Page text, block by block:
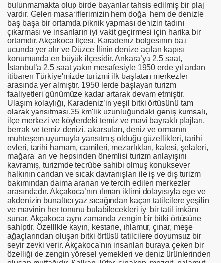
bulunmamakta olup birde bayanlar tahsis edilmiş bir plaj
vardır. Gelen masariflerimizin hem doğal hem de denizle
baş başa bir ortamda piknik yapması denizin tadını
çıkarması ve insanların iyi vakit geçirmesi için harika bir
ortamdır. Akçakoca İlçesi, Karadeniz bölgesinin batı
ucunda yer alır ve Düzce İlinin denize açılan kapısı
konumunda en büyük ilçesidir. Ankara’ya 2,5 saat,
İstanbul’a 2.5 saat yakın mesafesiyle 1950 erde yıllardan
itibaren Türkiye'mizde turizmi ilk başlatan merkezler
arasında yer almıştır. 1950 lerde başlayan turizm
faaliyetleri günümüze kadar artarak devam etmiştir.
Ulaşım kolaylığı, Karadeniz’in yeşil bitki örtüsünü tam
olarak yansıtması,35 km'lik uzunluğundaki geniş kumsalı,
ilçe merkezi ve köylerdeki temiz ve mavi bayraklı plajları,
berrak ve temiz denizi, akarsuları, deniz ve ormanın
muhteşem uyumuyla yansıtmış olduğu güzellikleri, tarihi
evleri, tarihi hamam, camileri, mezarlıkları, kalesi, şelaleri,
mağara ları ve hepsinden önemlisi turizm anlayışını
kavramış, turizmde tecrübe sahibi olmuş konuksever
halkının candan ve sıcak davranışları ile iş ve dış turizm
bakımından daima aranan ve tercih edilen merkezler
arasındadır. Akçakoca’nın ılıman iklimi dolayısıyla ege ve
akdenizin bunaltıcı yaz sıcağından kaçan tatilcilere yeşilin
ve mavinin her tonunu bulabilecekleri iyi bir tatil imkânı
sunar. Akçakoca aynı zamanda zengin bir bitki örtüsüne
sahiptir. Özellikle kayın, kestane, ıhlamur, çınar, meşe
ağaçlarından oluşan bitki örtüsü tatilcilere doyumsuz bir
seyir zevki verir. Akçakoca'nın insanları buraya çeken bir
özelliği de zengin yöresel yemekleri ve deniz ürünlerinden